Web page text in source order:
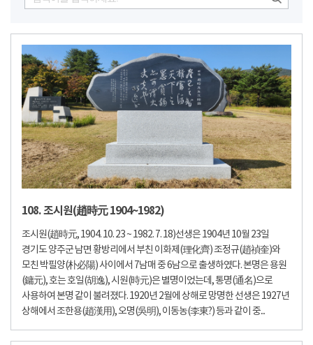
108. 조시원(趙時元 1904~1982)
조시원(趙時元, 1904. 10. 23 ~ 1982. 7. 18)선생은 1904년 10월 23일
경기도 양주군 남면 황방리에서 부친 이화제(理化齊) 조정규(趙禎奎)와
모친 박필양(朴必陽) 사이에서 7남매 중 6남으로 출생하였다. 본명은 용원
(鏞元), 호는 호일(胡逸), 시원(時元)은 별명이었는데, 통명(通名)으로
사용하여 본명 같이 불려졌다. 1920년 2월에 상해로 망명한 선생은 1927년
상해에서 조한용(趙漢用), 오명(吳明), 이동농(李東?) 등과 같이 중...